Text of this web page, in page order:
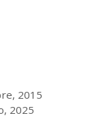
2015
2025